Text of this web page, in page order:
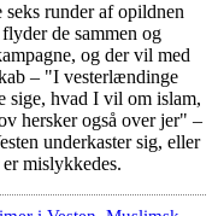
runder af opildnen
de sammen og
og der vil med
– "I vesterlændinge
sige, hvad I vil om islam,
hersker også over jer" –
underkaster sig, eller
er mislykkedes.